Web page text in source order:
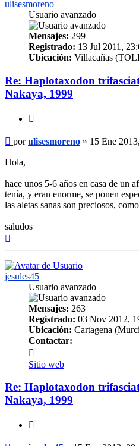
ulisesmoreno
Usuario avanzado
Mensajes: 299
Registrado: 13 Jul 2011,
Ubicación: Villacañas
Re: Haplotaxodon
Nakaya, 1999
Mensaje
porulisesmoreno » 15 Ene
Hola,
hace unos 5-6 años en casa de un
tenía, y eran enorme, se ponen
las aletas sanas son preciosos,
saludos
jesules45
Usuario avanzado
Mensajes: 263
Registrado: 03 Nov 2012,
Ubicación: Cartagena
Contactar:
jesules45
Sitio web
Re: Haplotaxodon
Nakaya, 1999